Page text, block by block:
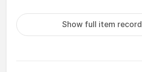
Show full item record